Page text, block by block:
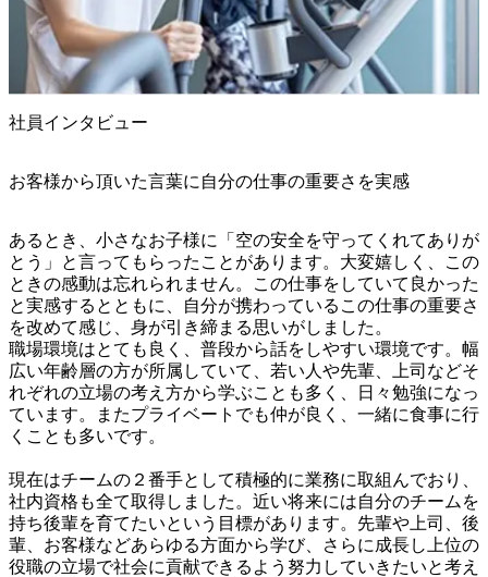
社員インタビュー
お客様から頂いた言葉に自分の仕事の重要さを実感
あるとき、小さなお子様に「空の安全を守ってくれてありが
とう」と言ってもらったことがあります。大変嬉しく、この
ときの感動は忘れられません。この仕事をしていて良かった
と実感するとともに、自分が携わっているこの仕事の重要さ
を改めて感じ、身が引き締まる思いがしました。
職場環境はとても良く、普段から話をしやすい環境です。幅
広い年齢層の方が所属していて、若い人や先輩、上司などそ
れぞれの立場の考え方から学ぶことも多く、日々勉強になっ
ています。またプライベートでも仲が良く、一緒に食事に行
くことも多いです。
現在はチームの２番手として積極的に業務に取組んでおり、
社内資格も全て取得しました。近い将来には自分のチームを
持ち後輩を育てたいという目標があります。先輩や上司、後
輩、お客様などあらゆる方面から学び、さらに成長し上位の
役職の立場で社会に貢献できるよう努力していきたいと考え